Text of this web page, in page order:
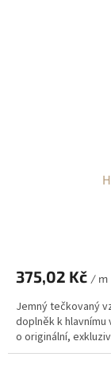
375,02 Kč / m
Jemný tečkovaný
doplněk k hlavnímu
o originální,